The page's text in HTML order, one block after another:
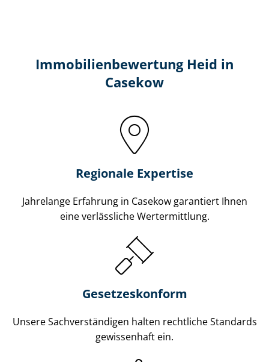
Immobilien­bewertung Heid in
Casekow
Regionale Expertise
Jahrelange Erfahrung in Casekow garantiert Ihnen
eine verlässliche Wertermittlung.
Gesetzes­konform
Unsere Sach­ver­stän­di­gen halten rechtliche Standards
gewissenhaft ein.